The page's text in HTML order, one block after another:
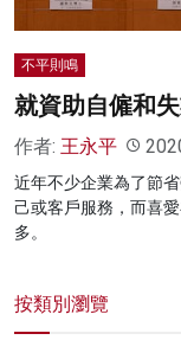
不平則鳴
就資助自僱和
作者: 王永平
近年不少企業為了節
己或客戶服務，而喜
多。
按類別瀏覽